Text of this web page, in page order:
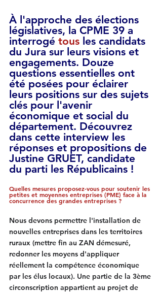
À l'approche des élections
législatives, la CPME 39 a
interrogé tous les candidats
du Jura sur leurs visions et
engagements. Douze
questions essentielles ont
été posées pour éclairer
leurs positions sur des sujets
clés pour l'avenir
économique et social du
département. Découvrez
dans cette interview les
réponses et propositions de
Justine GRUET, candidate
du parti les Républicains !
Quelles mesures proposez-vous pour soutenir les
petites et moyennes entreprises (PME) face à la
concurrence des grandes entreprises ?
Nous devons permettre l'installation de
nouvelles entreprises dans les territoires
ruraux (mettre fin au ZAN démesuré,
redonner les moyens d'appliquer
réellement la compétence économique
par les élus locaux). Une partie de la 3ème
circonscription appartient au projet de